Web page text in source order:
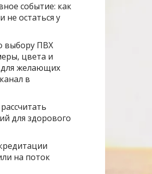
событие: как
не остаться у
выбору ПВХ
цвета и
желающих
в
для здорового
на поток